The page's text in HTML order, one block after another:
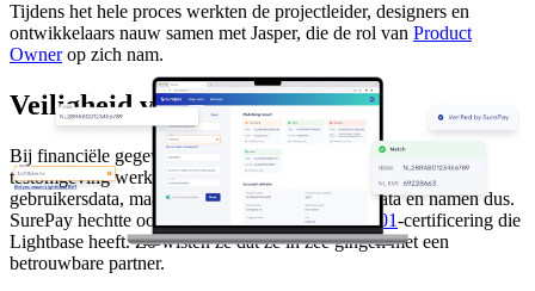
Tijdens het hele proces werkten de projectleider, designers en
ontwikkelaars nauw samen met Jasper, die de rol van Product
Owner op zich nam.
Veiligheid voor alles
Bij financiële gegevens is veiligheid natuurlijk essentieel. In de
testomgeving werkte Lightbase dan ook niet met echte
gebruikersdata, maar alleen met mocks: fictieve data en namen dus.
SurePay hechtte ook veel waarde aan de
ISO27001-certificering die
Lightbase heeft. Zo wisten ze dat ze in zee gingen met een
betrouwbare partner.